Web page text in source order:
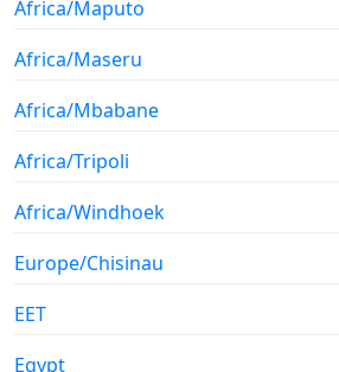
Africa/Maputo
Africa/Maseru
Africa/Mbabane
Africa/Tripoli
Africa/Windhoek
Europe/Chisinau
EET
Egypt